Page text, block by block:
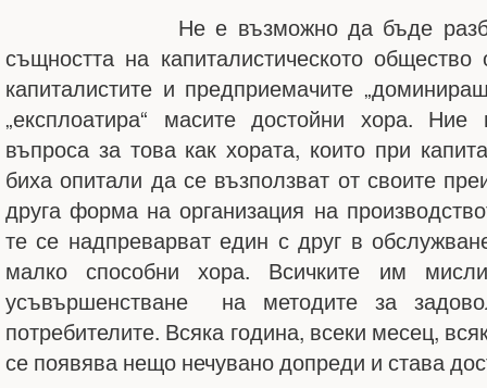
Не е възможно да бъде
същността на капиталистическото
капиталистите и предприемачите
„експлоатира“ масите достойни хора.
въпроса за това как хората, които при
биха опитали да се възползват от своите
друга форма на организация на
те се надпреварват един с друг в
малко способни хора. Всичките им
усъвършенстване на методите за
потребителите. Всяка година, всеки месец,
се появява нещо нечувано допреди и става